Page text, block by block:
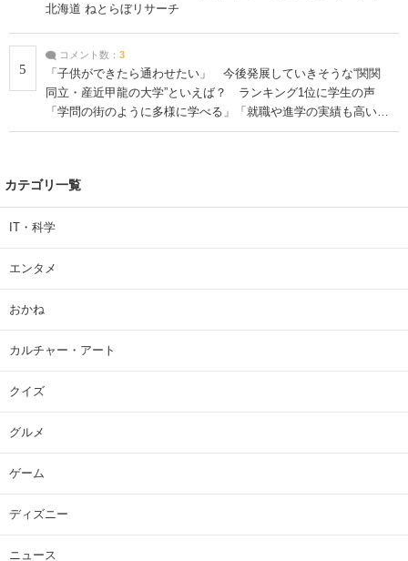
北海道 ねとらぼリサーチ
5
コメント数： 3
「子供ができたら通わせたい」 今後発展していきそうな“関関
同立・産近甲龍の大学”といえば？ ランキング1位に学生の声
「学問の街のように多様に学べる」「就職や進学の実績も高い」
| 大学 ねとらぼリサーチ
カテゴリ一覧
IT・科学
エンタメ
おかね
カルチャー・アート
クイズ
グルメ
ゲーム
ディズニー
ニュース